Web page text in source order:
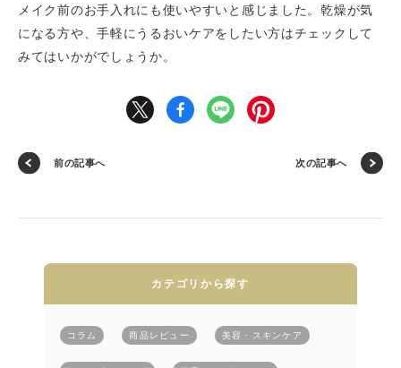
メイク前のお手入れにも使いやすいと感じました。乾燥が気
になる方や、手軽にうるおいケアをしたい方はチェックして
みてはいかがでしょうか。
前の記事へ 次の記事へ
カテゴリから探す
コラム 商品レビュー 美容・スキンケア